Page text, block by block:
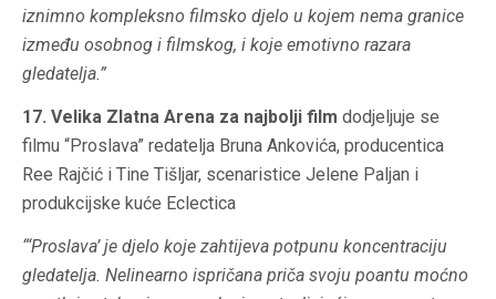
iznimno kompleksno filmsko djelo u kojem nema granice
između osobnog i filmskog, i koje emotivno razara
gledatelja.”
17. Velika Zlatna Arena za najbolji film dodjeljuje se
filmu “Proslava” redatelja Bruna Ankovića, producentica
Ree Rajčić i Tine Tišljar, scenaristice Jelene Paljan i
produkcijske kuće Eclectica
“‘Proslava’ je djelo koje zahtijeva potpunu koncentraciju
gledatelja. Nelinearno ispričana priča svoju poantu moćno